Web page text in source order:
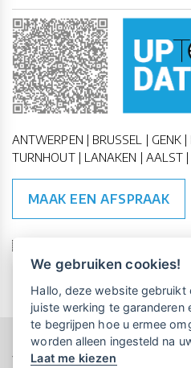
ANTWERPEN | BRUSSEL | GENK
TURNHOUT | LANAKEN | AALST
MAAK EEN AFSPRAAK
🇪🇺 🇧🇪
Copyright All Rights Reserved ©
WebDesign
We gebruiken cookies!
Hallo, deze website
juiste werking te garanderen
te begrijpen hoe u ermee
worden alleen ingesteld na
Laat me kiezen
Vrijblijvende kennismaking?
een persoonlijke demo.
Maandelijks gratis opleidingen